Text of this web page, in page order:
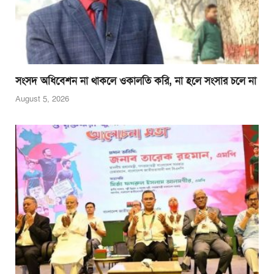
সংসদ অধিবেশন না থাকলে ওকালতি করি, না হলে সংসার চলে না
August 5, 2026